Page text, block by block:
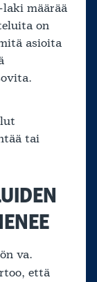
määrää
on
asioita
tai
va.
että